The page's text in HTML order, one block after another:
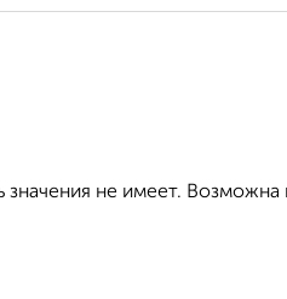
не имеет. Возможна